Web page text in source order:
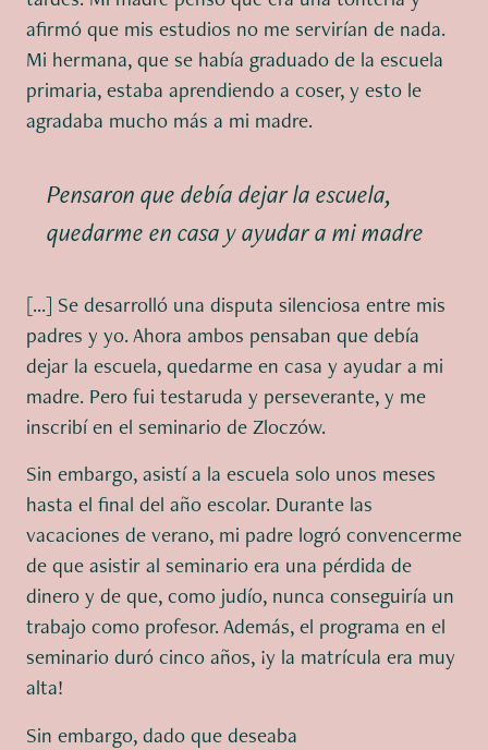
afirmó que mis estudios no me servirían de nada.
Mi hermana, que se había graduado de la escuela
primaria, estaba aprendiendo a coser, y esto le
agradaba mucho más a mi madre.
Pensaron que debía dejar la escuela,
quedarme en casa y ayudar a mi madre
[...] Se desarrolló una disputa silenciosa entre mis
padres y yo. Ahora ambos pensaban que debía
dejar la escuela, quedarme en casa y ayudar a mi
madre. Pero fui testaruda y perseverante, y me
inscribí en el seminario de Zloczów.
Sin embargo, asistí a la escuela solo unos meses
hasta el final del año escolar. Durante las
vacaciones de verano, mi padre logró convencerme
de que asistir al seminario era una pérdida de
dinero y de que, como judío, nunca conseguiría un
trabajo como profesor. Además, el programa en el
seminario duró cinco años, ¡y la matrícula era muy
alta!
Sin embargo, dado que deseaba